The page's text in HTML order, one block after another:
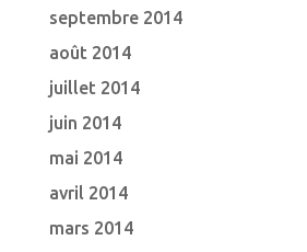
septembre 2014
août 2014
juillet 2014
juin 2014
mai 2014
avril 2014
mars 2014